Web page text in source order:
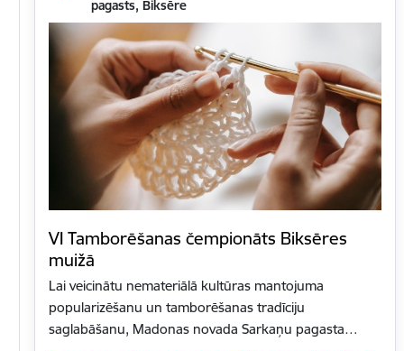
pagasts, Biksēre
VI Tamborēšanas čempionāts Biksēres
muižā
Lai veicinātu nemateriālā kultūras mantojuma
popularizēšanu un tamborēšanas tradīciju
saglabāšanu, Madonas novada Sarkaņu pagasta…